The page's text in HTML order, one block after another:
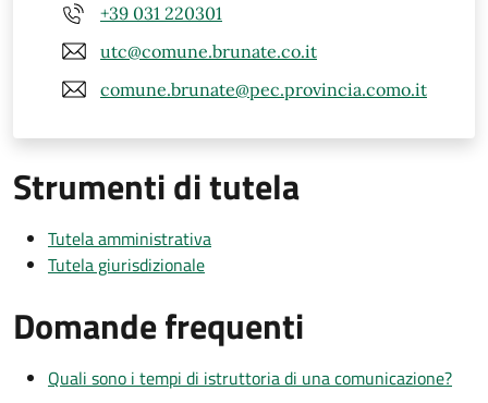
+39 031 220301
utc@comune.brunate.co.it
comune.brunate@pec.provincia.como.it
Strumenti di tutela
Tutela amministrativa
Tutela giurisdizionale
Domande frequenti
Quali sono i tempi di istruttoria di una comunicazione?